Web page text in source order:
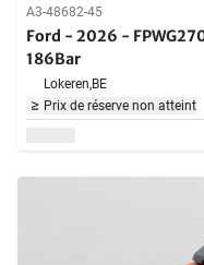
A3-48682-45
Ford - 2026 -
186Bar
Lokeren,BE
Prix de réserve non atteint